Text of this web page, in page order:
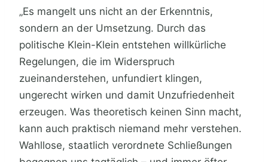
„Es mangelt uns nicht an der Erkenntnis,
sondern an der Umsetzung. Durch das
politische Klein-Klein entstehen willkürliche
Regelungen, die im Widerspruch
zueinanderstehen, unfundiert klingen,
ungerecht wirken und damit Unzufriedenheit
erzeugen. Was theoretisch keinen Sinn macht,
kann auch praktisch niemand mehr verstehen.
Wahllose, staatlich verordnete Schließungen